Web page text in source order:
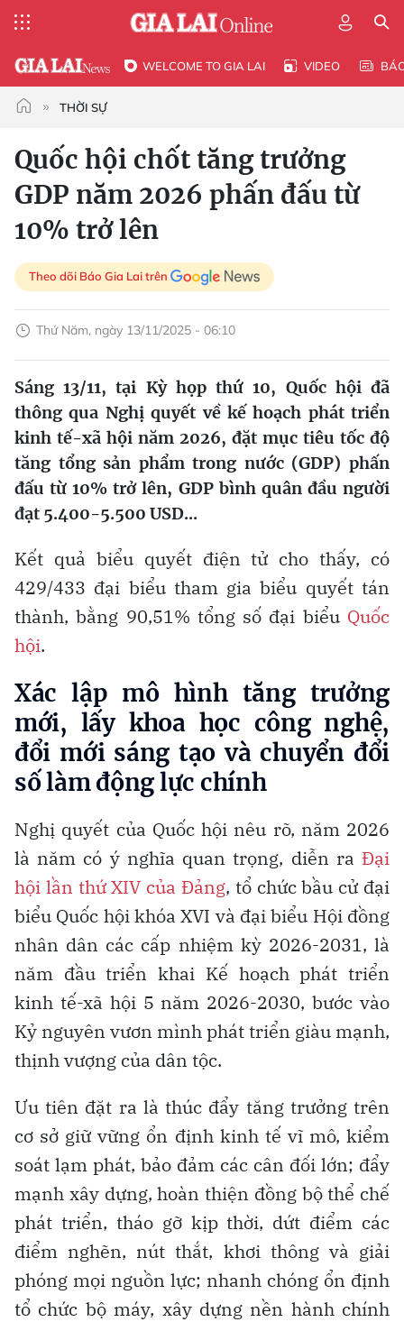
WELCOME TO GIA LAI VIDEO
THỜI SỰ
Quốc hội chốt tăng trưởng
GDP năm 2026 phấn đấu từ
10% trở lên
Theo dõi Báo Gia Lai trên
Thứ Năm, ngày 13/11/2025 - 06:10
Sáng 13/11, tại Kỳ họp thứ 10, Quốc hội đã
thông qua Nghị quyết về kế hoạch phát triển
kinh tế-xã hội năm 2026, đặt mục tiêu tốc độ
tăng tổng sản phẩm trong nước (GDP) phấn
đấu từ 10% trở lên, GDP bình quân đầu người
đạt 5.400-5.500 USD...
Kết quả biểu quyết điện tử cho thấy, có
429/433 đại biểu tham gia biểu quyết tán
thành, bằng 90,51% tổng số đại biểu Quốc
hội.
Xác lập mô hình tăng trưởng
mới, lấy khoa học công nghệ,
đổi mới sáng tạo và chuyển đổi
số làm động lực chính
Nghị quyết của Quốc hội nêu rõ, năm 2026
là năm có ý nghĩa quan trọng, diễn ra Đại
hội lần thứ XIV của Đảng, tổ chức bầu cử đại
biểu Quốc hội khóa XVI và đại biểu Hội đồng
nhân dân các cấp nhiệm kỳ 2026-2031, là
năm đầu triển khai Kế hoạch phát triển
kinh tế-xã hội 5 năm 2026-2030, bước vào
Kỷ nguyên vươn mình phát triển giàu mạnh,
thịnh vượng của dân tộc.
Ưu tiên đặt ra là thúc đẩy tăng trưởng trên
cơ sở giữ vững ổn định kinh tế vĩ mô, kiểm
soát lạm phát, bảo đảm các cân đối lớn; đẩy
mạnh xây dựng, hoàn thiện đồng bộ thể chế
phát triển, tháo gỡ kịp thời, dứt điểm các
điểm nghẽn, nút thắt, khơi thông và giải
phóng mọi nguồn lực; nhanh chóng ổn định
tổ chức bộ máy, xây dựng nền hành chính